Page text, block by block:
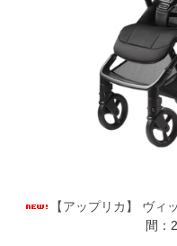
【アップリカ】 ヴィ
間：